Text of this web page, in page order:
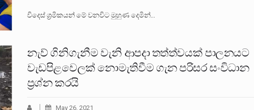
විදෙස් ශ්‍රමිකයන් මේ වනවිට මුහුණ දෙමින්…
නැව් ගිනිගැනීම වැනි ආපදා තත්ත්වයක් පාලනයට
වැඩපිළවෙලක් නොමැතිවීම ගැන පරිසර සංවිධාන
ප්‍රශ්න කරයි
May 26, 2021